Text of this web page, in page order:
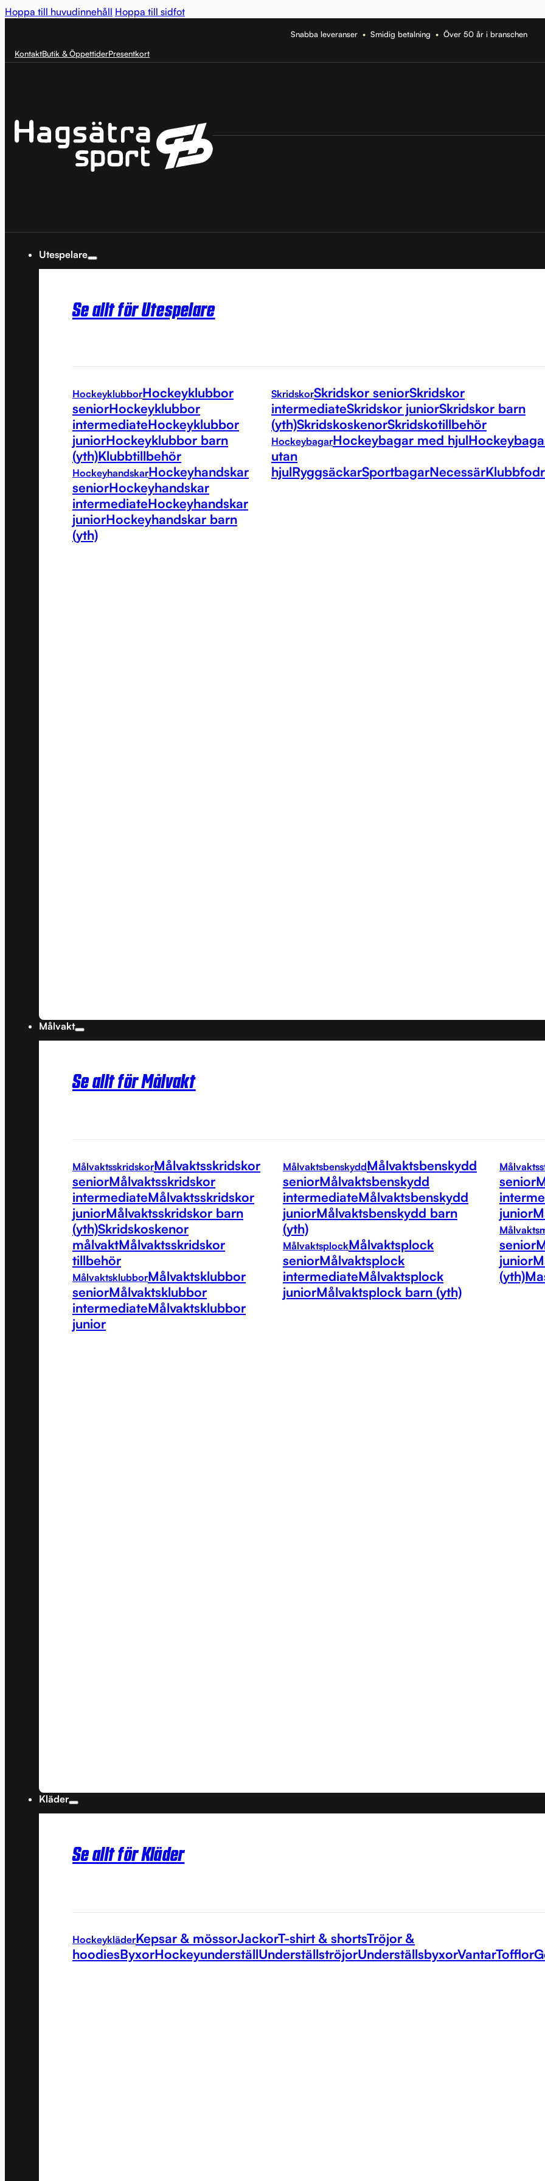
Hoppa till huvudinnehåll Hoppa till sidfot
Snabba leveranser •Smidig betalning •Över 50 år i branschen
KontaktButik & ÖppettiderPresentkort
Utespelare
Se allt för Utespelare
HockeyklubborHockeyklubbor
seniorHockeyklubbor
intermediateHockeyklubbor
juniorHockeyklubbor barn
(yth)Klubbtillbehör
HockeyhandskarHockeyhandskar
seniorHockeyhandskar
intermediateHockeyhandskar
juniorHockeyhandskar barn
(yth)
SkridskorSkridskor seniorSkridskor
intermediateSkridskor juniorSkridskor barn
(yth)SkridskoskenorSkridskotillbehör
HockeybagarHockeybagar med hjul
utan
hjulRyggsäckarSportbagarNecessär
Målvakt
Se allt för Målvakt
MålvaktsskridskorMålvaktsskridskor
seniorMålvaktsskridskor
intermediateMålvaktsskridskor
juniorMålvaktsskridskor barn
(yth)Skridskoskenor
målvaktMålvaktsskridskor
tillbehör
MålvaktsklubborMålvaktsklubbor
seniorMålvaktsklubbor
intermediateMålvaktsklubbor
junior
MålvaktsbenskyddMålvaktsbenskydd
seniorMålvaktsbenskydd
intermediateMålvaktsbenskydd
juniorMålvaktsbenskydd barn
(yth)
MålvaktsplockMålvaktsplock
seniorMålvaktsplock
intermediateMålvaktsplock
juniorMålvaktsplock barn (yth)
senior
junior
senior
junior
(yth)
Kläder
Se allt för Kläder
HockeykläderKepsar & mössorJackorT-shirt & shortsTröjor &
hoodiesByxorHockeyunderställUnderställströjorUnderställsbyxorVantarTofflor